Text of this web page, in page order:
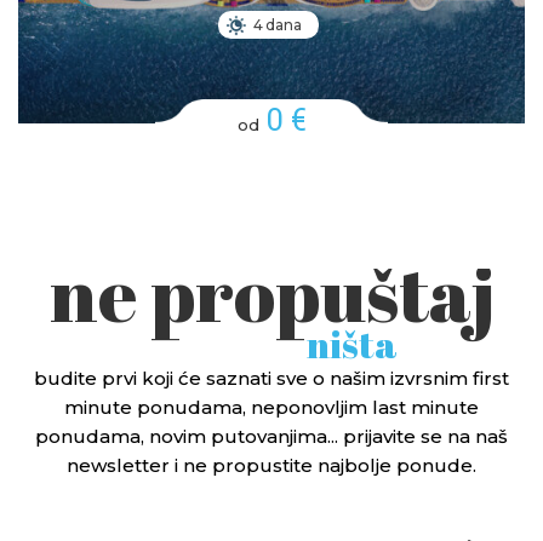
4 dana
od 0 €
ne propuštaj
ništa
budite prvi koji će saznati sve o našim izvrsnim first
minute ponudama, neponovljim last minute
ponudama, novim putovanjima... prijavite se na naš
newsletter i ne propustite najbolje ponude.